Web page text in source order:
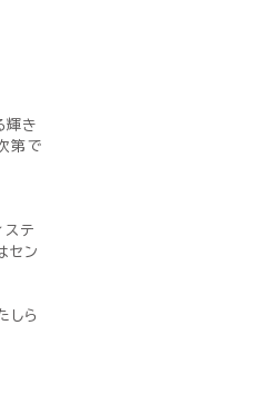
輝き
第で
ステ
セン
しら